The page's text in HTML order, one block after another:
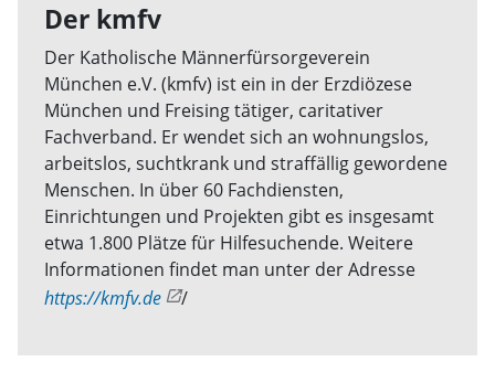
Der kmfv
Der Katholische Männerfürsorgeverein
München e.V. (kmfv) ist ein in der Erzdiö­zese
München und Freising tätiger, caritativer
Fachverband. Er wendet sich an wohnungslos,
arbeitslos, suchtkrank und straffällig gewordene
Menschen. In über 60 Fachdiensten,
Einrichtungen und Projekten gibt es insgesamt
etwa 1.800 Plätze für Hilfesuchende. Weitere
Informationen findet man unter der Adresse
https://kmfv.de
/